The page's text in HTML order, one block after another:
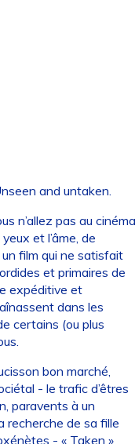
and untaken.
n’allez pas au
et l’âme, de
un film qui ne satisfait
et primaires de
expéditive et
dans les
certains (ou plus
bon marché,
- le trafic d’êtres
paravents à un
recherche de sa fille
- « Taken »